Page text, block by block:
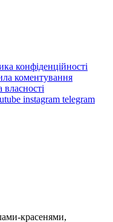
конфіденційності
коментування
instagram telegram
красенями,